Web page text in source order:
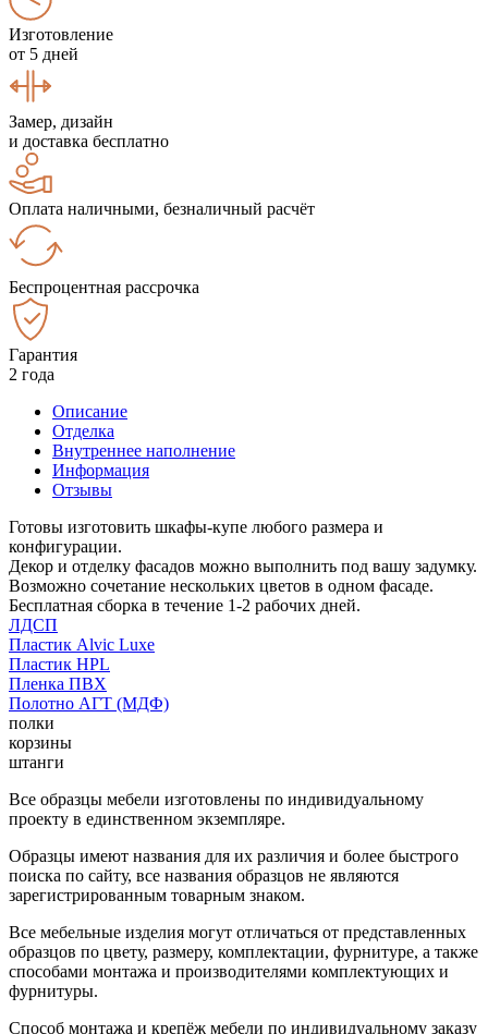
Изготовление
от 5 дней
Замер, дизайн
и доставка бесплатно
Оплата наличными, безналичный расчёт
Беспроцентная рассрочка
Гарантия
2 года
Описание
Отделка
Внутреннее наполнение
Информация
Отзывы
Готовы изготовить шкафы-купе любого размера и
конфигурации.
Декор и отделку фасадов можно выполнить под вашу задумку.
Возможно сочетание нескольких цветов в одном фасаде.
Бесплатная сборка в течение 1-2 рабочих дней.
ЛДСП
Пластик Alvic Luxe
Пластик HPL
Пленка ПВХ
Полотно АГТ (МДФ)
полки
корзины
штанги
Все образцы мебели изготовлены по индивидуальному
проекту в единственном экземпляре.
Образцы имеют названия для их различия и более быстрого
поиска по сайту, все названия образцов не являются
зарегистрированным товарным знаком.
Все мебельные изделия могут отличаться от представленных
образцов по цвету, размеру, комплектации, фурнитуре, а также
способами монтажа и производителями комплектующих и
фурнитуры.
Способ монтажа и крепёж мебели по индивидуальному заказу